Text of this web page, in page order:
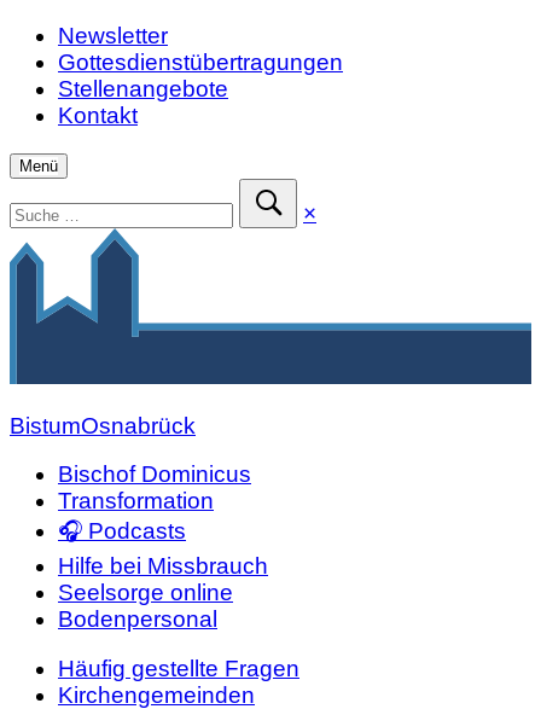
Zum
Inhalt
springen
Newsletter
Gottesdienstübertragungen
Stellenangebote
Kontakt
Menü
nach:
Suche
schließen
×
BistumOsnabrück
Bischof Dominicus
Transformation
🎧 Podcasts
Hilfe bei Missbrauch
Seelsorge online
Bodenpersonal
Häufig gestellte Fragen
Kirchengemeinden